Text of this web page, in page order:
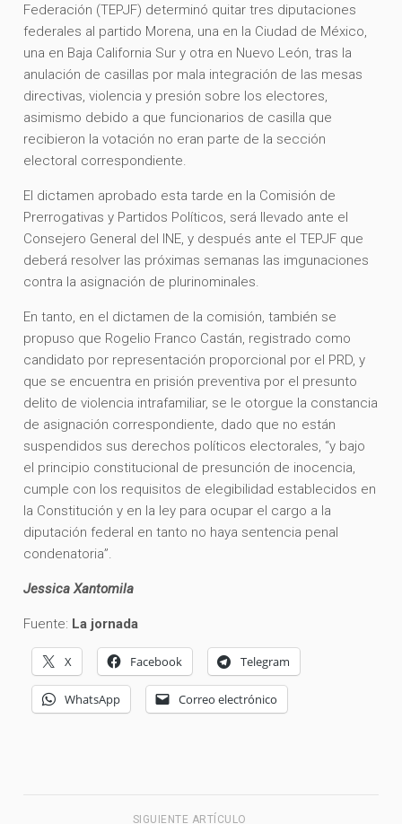
Federación (TEPJF) determinó quitar tres diputaciones
federales al partido Morena, una en la Ciudad de México,
una en Baja California Sur y otra en Nuevo León, tras la
anulación de casillas por mala integración de las mesas
directivas, violencia y presión sobre los electores,
asimismo debido a que funcionarios de casilla que
recibieron la votación no eran parte de la sección
electoral correspondiente.
El dictamen aprobado esta tarde en la Comisión de
Prerrogativas y Partidos Políticos, será llevado ante el
Consejero General del INE, y después ante el TEPJF que
deberá resolver las próximas semanas las imgunaciones
contra la asignación de plurinominales.
En tanto, en el dictamen de la comisión, también se
propuso que Rogelio Franco Castán, registrado como
candidato por representación proporcional por el PRD, y
que se encuentra en prisión preventiva por el presunto
delito de violencia intrafamiliar, se le otorgue la constancia
de asignación correspondiente, dado que no están
suspendidos sus derechos políticos electorales, “y bajo
el principio constitucional de presunción de inocencia,
cumple con los requisitos de elegibilidad establecidos en
la Constitución y en la ley para ocupar el cargo a la
diputación federal en tanto no haya sentencia penal
condenatoria”.
Jessica Xantomila
Fuente: La jornada
X Facebook Telegram
WhatsApp Correo electrónico
SIGUIENTE ARTÍCULO